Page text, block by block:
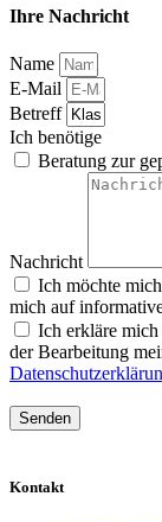
Ihre Nachricht
Name
E-Mail
Betreff
Ich benötige
Beratung zur
Nachricht
Ich möchte
mich auf
Ich erkläre
der Bearbeitung
Senden
Kontakt